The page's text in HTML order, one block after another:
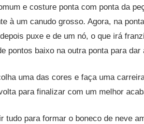
e costure ponta com ponta da
à um canudo grosso. Agora, na
puxe e de um nó, o que irá
pontos baixo na outra ponta para dar
uma das cores e faça uma
para finalizar com um melhor
tudo para formar o boneco de neve